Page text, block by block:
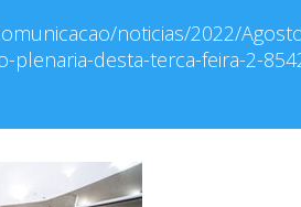
noticias/2022/
plenaria-desta-terca-feira-2-